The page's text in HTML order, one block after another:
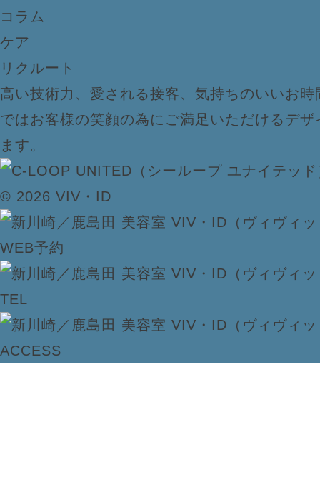
コラム
ケア
リクルート
高い技術力、愛される接客、気持ちのいいお
ではお客様の笑顔の為にご満足いただけるデ
ます。
© 2026 VIV・ID
WEB予約
TEL
ACCESS